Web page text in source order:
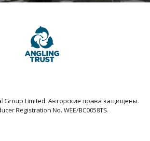
Group Limited. Авторские права защищены.
Registration No. WEE/BC0058TS.